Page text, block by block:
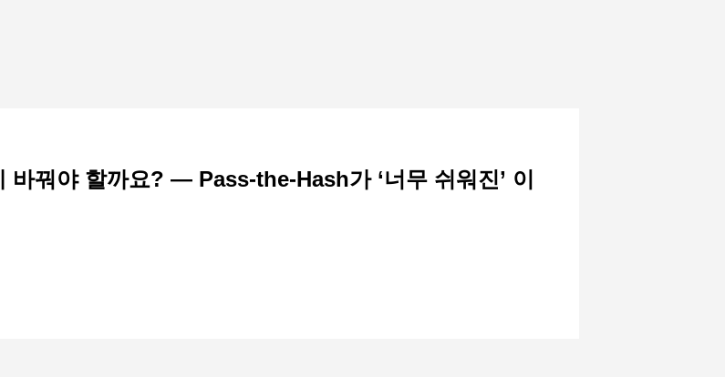
꿔야 할까요? — Pass-the-Hash가 ‘너무 쉬워진’ 이